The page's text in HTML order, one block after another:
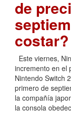
de
Este viernes,
incremento en el
Nintendo Switch
primero de
la compañía
la consola